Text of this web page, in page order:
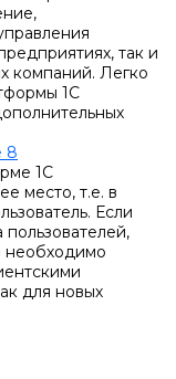
так и
компаний. Легко
1С
8
1С
место, т.е. в
Если
необходимо
для новых